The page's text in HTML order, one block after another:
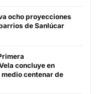
ocho proyecciones
de Sanlúcar
concluye en
centenar de